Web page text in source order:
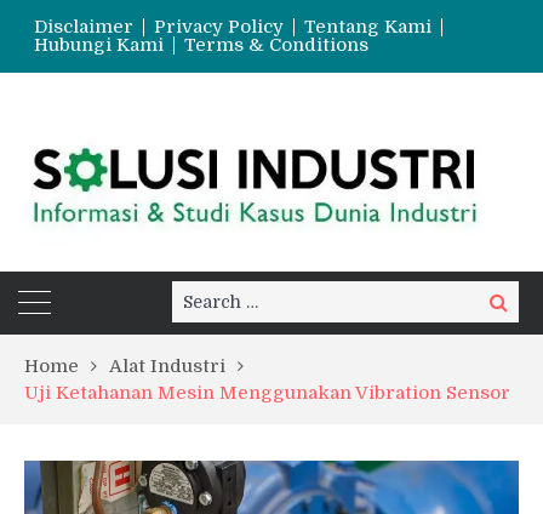
Disclaimer Privacy Policy
Tentang Kami
Hubungi Kami
Terms & Conditions
Search
for:
Search
Home
Alat Industri
Uji Ketahanan Mesin Menggunakan Vibration Sensor